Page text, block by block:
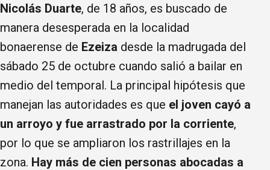
Nicolás Duarte, de 18 años, es buscado de
manera desesperada en la localidad
bonaerense de Ezeiza desde la madrugada del
sábado 25 de octubre cuando salió a bailar en
medio del temporal. La principal hipótesis que
manejan las autoridades es que el joven cayó a
un arroyo y fue arrastrado por la corriente,
por lo que se ampliaron los rastrillajes en la
zona. Hay más de cien personas abocadas a